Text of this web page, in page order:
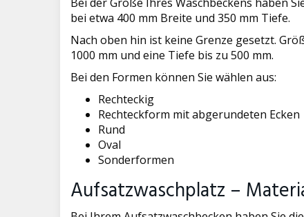
bei etwa 400 mm Breite und 350 mm Tiefe.
Nach oben hin ist keine Grenze gesetzt.
1000 mm und eine Tiefe bis zu 500 mm.
Bei den Formen können Sie wählen aus:
Rechteckig
Rechteckform mit abgerundeten Ecken
Rund
Oval
Sonderformen
Aufsatzwaschplatz –